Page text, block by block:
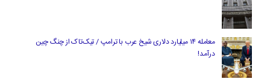
معامله ۱۴ میلیارد دلاری شیخ عرب با ترامپ / تیک‌تاک از چنگ چین
درآمد!